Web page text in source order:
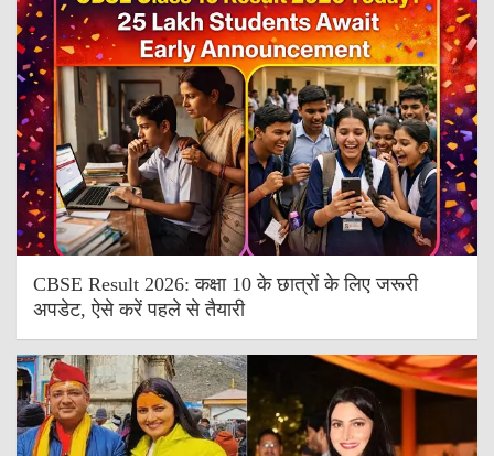
CBSE Result 2026: कक्षा 10 के छात्रों के लिए जरूरी
अपडेट, ऐसे करें पहले से तैयारी